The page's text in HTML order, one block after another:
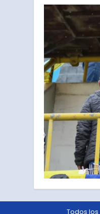
Todos